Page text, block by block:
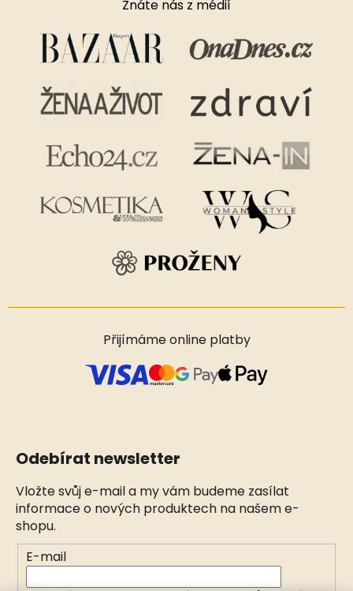
Znáte nás z médií
Přijímáme online platby
Odebírat newsletter
Vložte svůj e-mail a my vám budeme zasílat
informace o nových produktech na našem e-
shopu.
E-mail